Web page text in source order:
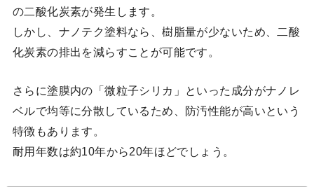
の二酸化炭素が発生します。
しかし、ナノテク塗料なら、樹脂量が少ないため、二酸
化炭素の排出を減らすことが可能です。
さらに塗膜内の「微粒子シリカ」といった成分がナノレ
ベルで均等に分散しているため、防汚性能が高いという
特徴もあります。
耐用年数は約10年から20年ほどでしょう。